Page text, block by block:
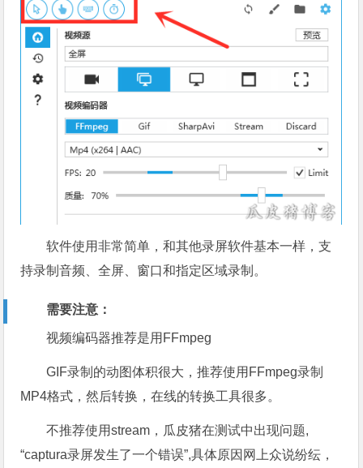
软件使用非常简单，和其他录屏软件基本一样，支
持录制音频、全屏、窗口和指定区域录制。
需要注意：
视频编码器推荐是用FFmpeg
GIF录制的动图体积很大，推荐使用FFmpeg录制
MP4格式，然后转换，在线的转换工具很多。
不推荐使用stream，瓜皮猪在测试中出现问题,
“captura录屏发生了一个错误”,具体原因网上众说纷纭，